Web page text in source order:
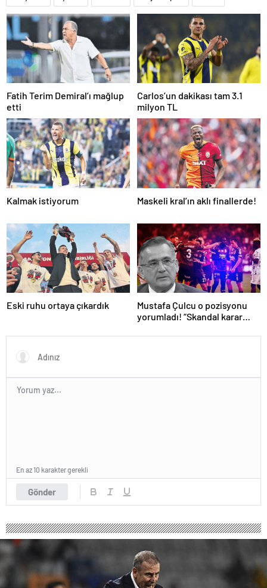
Fatih Terim Demiral’ı mağlup
etti
Carlos’un dakikası tam 3.1
milyon TL
Kalmak istiyorum Maskeli kral’ın aklı finallerde!
Eski ruhu ortaya çıkardık
Mustafa Çulcu o pozisyonu
yorumladı! “Skandal karar
Gönder
En az 10 karakter gerekli